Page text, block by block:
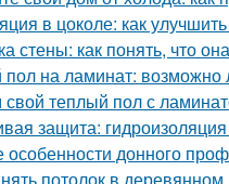
в цоколе: как
стены: как понять, что
на ламинат:
теплый пол с
защита:
особенности донного